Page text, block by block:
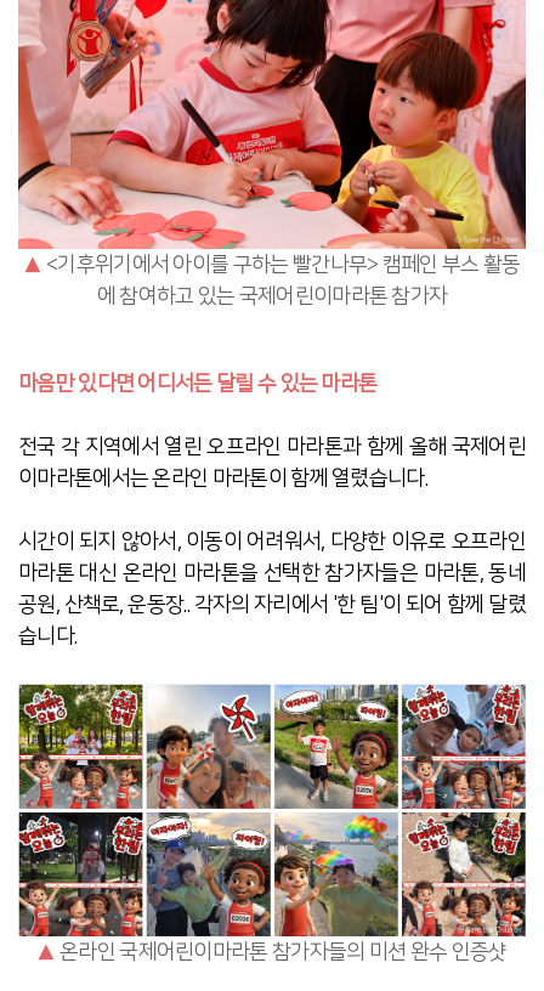
▲ <기후위기에서 아이를 구하는 빨간나무> 캠페인 부스 활동
에 참여하고 있는 국제어린이마라톤 참가자
마음만 있다면 어디서든 달릴 수 있는 마라톤
전국 각 지역에서 열린 오프라인 마라톤과 함께 올해 국제어린
이마라톤에서는 온라인 마라톤이 함께 열렸습니다.
시간이 되지 않아서, 이동이 어려워서, 다양한 이유로 오프라인
마라톤 대신 온라인 마라톤을 선택한 참가자들은 마라톤, 동네
공원, 산책로, 운동장.. 각자의 자리에서 '한 팀'이 되어 함께 달렸
습니다.
▲ 온라인 국제어린이마라톤 참가자들의 미션 완수 인증샷